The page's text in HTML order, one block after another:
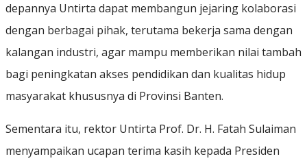
depannya Untirta dapat membangun jejaring kolaborasi
dengan berbagai pihak, terutama bekerja sama dengan
kalangan industri, agar mampu memberikan nilai tambah
bagi peningkatan akses pendidikan dan kualitas hidup
masyarakat khususnya di Provinsi Banten.
Sementara itu, rektor Untirta Prof. Dr. H. Fatah Sulaiman
menyampaikan ucapan terima kasih kepada Presiden